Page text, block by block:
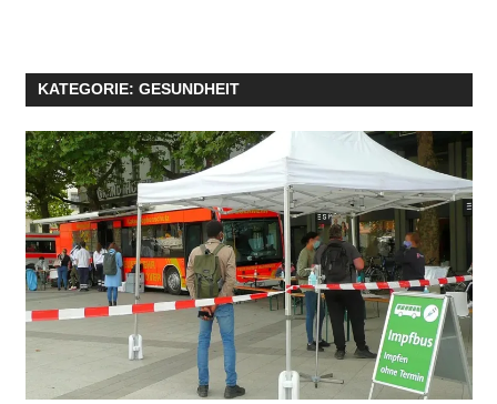
KATEGORIE: GESUNDHEIT